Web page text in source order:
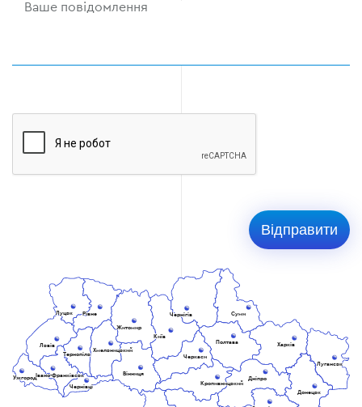
Львів
Луцьк Рівне
Вінниця
Хмельницький
Житомир
Чернівці
УжгородІвано-Франківськ
Тернопіль
Київ
Чернігів Суми
Полтава Харків
Луганськ
Донецьк
Дніпро
Черкаси
Кропивницький